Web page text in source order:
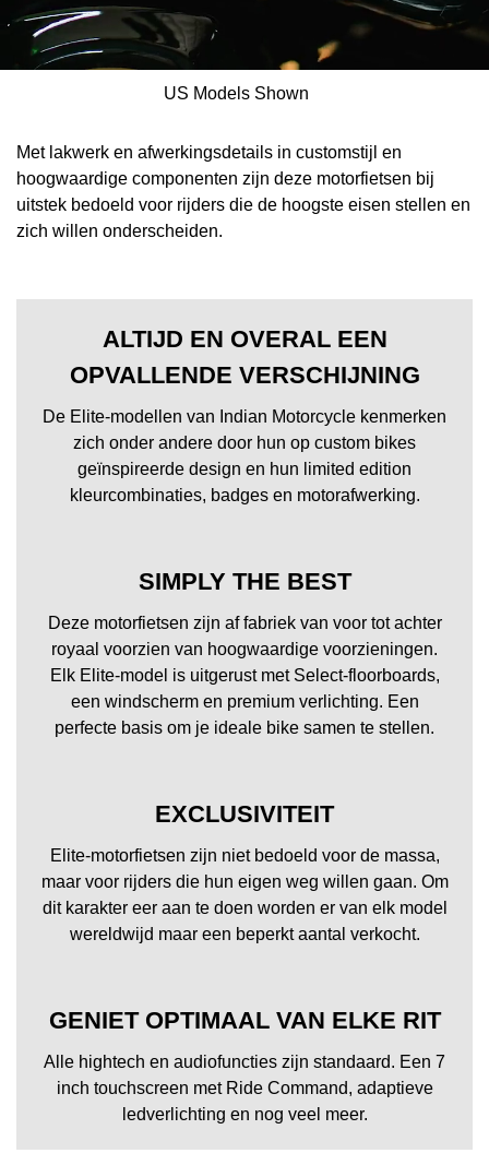
US Models Shown
Met lakwerk en afwerkingsdetails in customstijl en
hoogwaardige componenten zijn deze motorfietsen bij
uitstek bedoeld voor rijders die de hoogste eisen stellen en
zich willen onderscheiden.
ALTIJD EN OVERAL EEN
OPVALLENDE VERSCHIJNING
De Elite-modellen van Indian Motorcycle kenmerken
zich onder andere door hun op custom bikes
geïnspireerde design en hun limited edition
kleurcombinaties, badges en motorafwerking.
SIMPLY THE BEST
Deze motorfietsen zijn af fabriek van voor tot achter
royaal voorzien van hoogwaardige voorzieningen.
Elk Elite-model is uitgerust met Select-floorboards,
een windscherm en premium verlichting. Een
perfecte basis om je ideale bike samen te stellen.
EXCLUSIVITEIT
Elite-motorfietsen zijn niet bedoeld voor de massa,
maar voor rijders die hun eigen weg willen gaan. Om
dit karakter eer aan te doen worden er van elk model
wereldwijd maar een beperkt aantal verkocht.
GENIET OPTIMAAL VAN ELKE RIT
Alle hightech en audiofuncties zijn standaard. Een 7
inch touchscreen met Ride Command, adaptieve
ledverlichting en nog veel meer.